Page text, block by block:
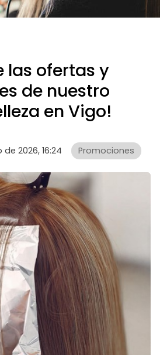
las ofertas y
de nuestro
en Vigo!
2026, 16:24 Promociones